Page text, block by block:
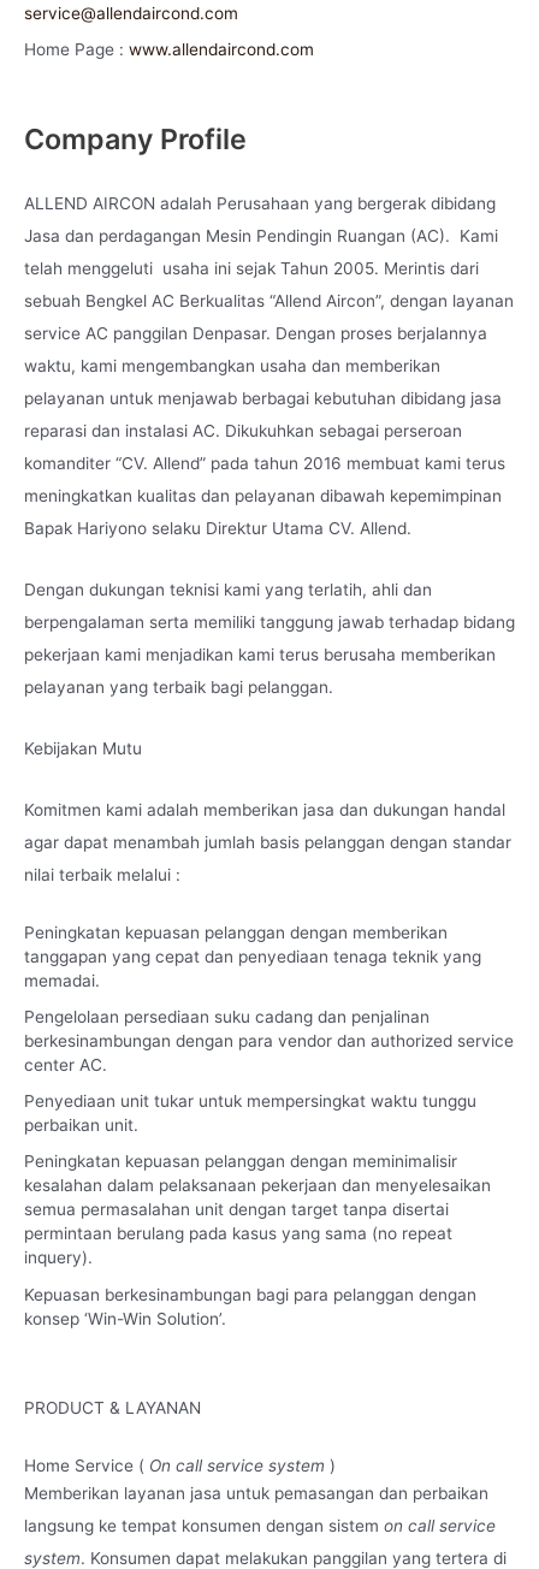
service@allendaircond.com
Home Page : www.allendaircond.com
Company Profile
ALLEND AIRCON adalah Perusahaan yang bergerak dibidang
Jasa dan perdagangan Mesin Pendingin Ruangan (AC). Kami
telah menggeluti usaha ini sejak Tahun 2005. Merintis dari
sebuah Bengkel AC Berkualitas “Allend Aircon”, dengan layanan
service AC panggilan Denpasar. Dengan proses berjalannya
waktu, kami mengembangkan usaha dan memberikan
pelayanan untuk menjawab berbagai kebutuhan dibidang jasa
reparasi dan instalasi AC. Dikukuhkan sebagai perseroan
komanditer “CV. Allend” pada tahun 2016 membuat kami terus
meningkatkan kualitas dan pelayanan dibawah kepemimpinan
Bapak Hariyono selaku Direktur Utama CV. Allend.
Dengan dukungan teknisi kami yang terlatih, ahli dan
berpengalaman serta memiliki tanggung jawab terhadap bidang
pekerjaan kami menjadikan kami terus berusaha memberikan
pelayanan yang terbaik bagi pelanggan.
Kebijakan Mutu
Komitmen kami adalah memberikan jasa dan dukungan handal
agar dapat menambah jumlah basis pelanggan dengan standar
nilai terbaik melalui :
Peningkatan kepuasan pelanggan dengan memberikan
tanggapan yang cepat dan penyediaan tenaga teknik yang
memadai.
Pengelolaan persediaan suku cadang dan penjalinan
berkesinambungan dengan para vendor dan authorized service
center AC.
Penyediaan unit tukar untuk mempersingkat waktu tunggu
perbaikan unit.
Peningkatan kepuasan pelanggan dengan meminimalisir
kesalahan dalam pelaksanaan pekerjaan dan menyelesaikan
semua permasalahan unit dengan target tanpa disertai
permintaan berulang pada kasus yang sama (no repeat
inquery).
Kepuasan berkesinambungan bagi para pelanggan dengan
konsep ‘Win-Win Solution’.
PRODUCT & LAYANAN
Home Service ( On call service system )
Memberikan layanan jasa untuk pemasangan dan perbaikan
langsung ke tempat konsumen dengan sistem on call service
system. Konsumen dapat melakukan panggilan yang tertera di